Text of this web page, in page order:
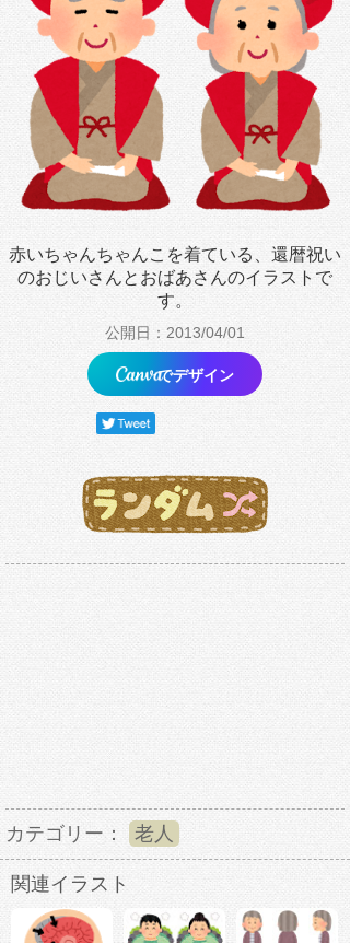
赤いちゃんちゃんこを着ている、還暦祝い
のおじいさんとおばあさんのイラストで
す。
公開日：2013/04/01
でデザイン
カテゴリー： 老人
関連イラスト